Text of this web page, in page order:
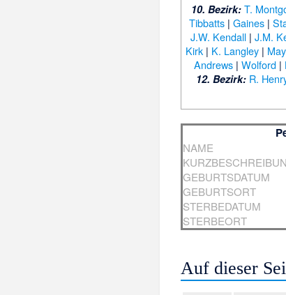
10. Bezirk: T.
Tibbatts |Gaines |
J.W. Kendall |J.M.
Kirk| K. Langley| May
Andrews| Wolford|
12. Bezirk: R.
NAME
GEBURTSDATUM
GEBURTSORT
STERBEDATUM
STERBEORT
Auf dieser